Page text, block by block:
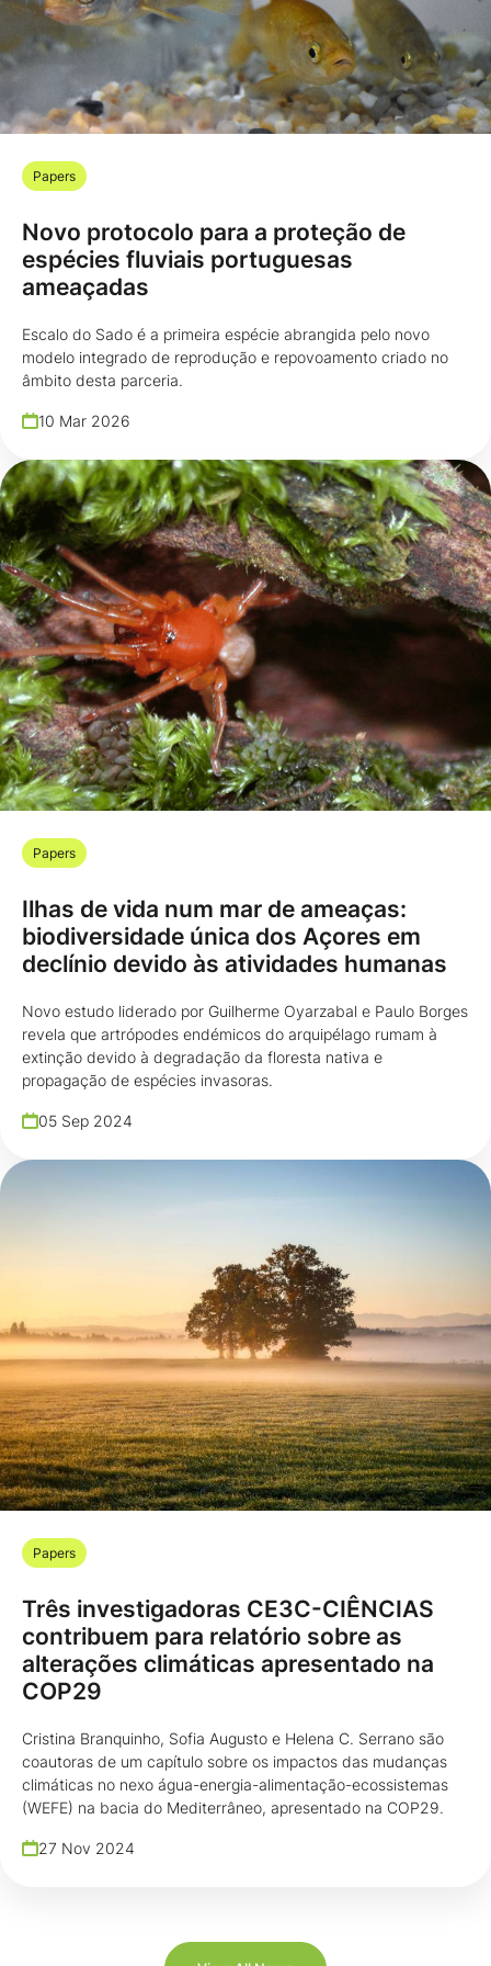
Papers
Novo protocolo para a proteção de
espécies fluviais portuguesas
ameaçadas
Escalo do Sado é a primeira espécie abrangida pelo novo
modelo integrado de reprodução e repovoamento criado no
âmbito desta parceria.
10 Mar 2026
Papers
Ilhas de vida num mar de ameaças:
biodiversidade única dos Açores em
declínio devido às atividades humanas
Novo estudo liderado por Guilherme Oyarzabal e Paulo Borges
revela que artrópodes endémicos do arquipélago rumam à
extinção devido à degradação da floresta nativa e
propagação de espécies invasoras.
05 Sep 2024
Papers
Três investigadoras CE3C-CIÊNCIAS
contribuem para relatório sobre as
alterações climáticas apresentado na
COP29
Cristina Branquinho, Sofia Augusto e Helena C. Serrano são
coautoras de um capítulo sobre os impactos das mudanças
climáticas no nexo água-energia-alimentação-ecossistemas
(WEFE) na bacia do Mediterrâneo, apresentado na COP29.
27 Nov 2024